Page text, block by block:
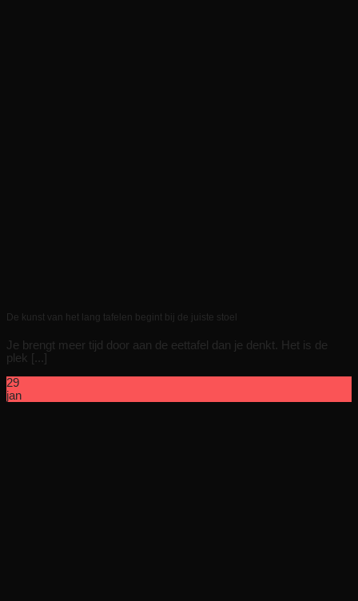
De kunst van het lang tafelen begint bij de juiste stoel
Je brengt meer tijd door aan de eettafel dan je denkt. Het is de
plek [...]
29
jan